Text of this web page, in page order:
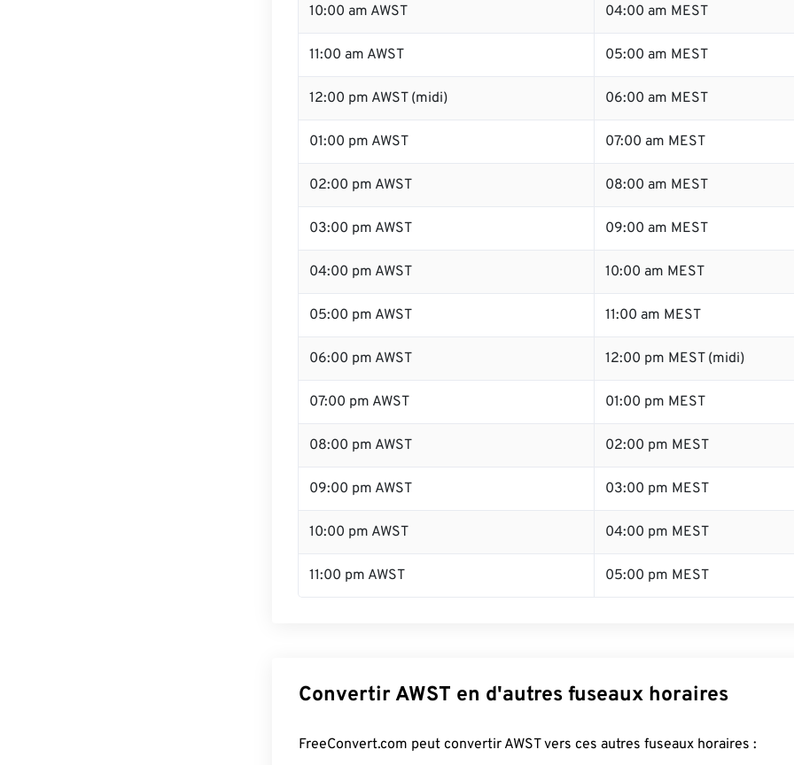
10:00 am AWST 04:00 am MEST
11:00 am AWST 05:00 am MEST
12:00 pm AWST (midi) 06:00 am MEST
01:00 pm AWST 07:00 am MEST
02:00 pm AWST 08:00 am MEST
03:00 pm AWST 09:00 am MEST
04:00 pm AWST 10:00 am MEST
05:00 pm AWST 11:00 am MEST
06:00 pm AWST 12:00 pm MEST (midi)
07:00 pm AWST 01:00 pm MEST
08:00 pm AWST 02:00 pm MEST
09:00 pm AWST 03:00 pm MEST
10:00 pm AWST 04:00 pm MEST
11:00 pm AWST 05:00 pm MEST
Convertir AWST en d'autres fuseaux horaires
FreeConvert.com peut convertir AWST vers ces autres fuseaux horaires :